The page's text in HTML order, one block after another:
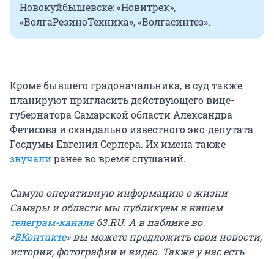
Новокуйбышевске: «Новитрек»,
«ВолгаРезиноТехника», «Волгасинтез».
Кроме бывшего градоначальника, в суд также
планируют пригласить действующего вице-
губернатора Самарской области Александра
Фетисова и скандально известного экс-депутата
Госдумы Евгения Серпера. Их имена также
звучалиранее во время слушаний.
Самую оперативную информацию о жизни
Самары и области мы публикуем в нашем
телеграм-канале63.RU. А в паблике во
«ВКонтакте» вы можете предложить свои новости,
истории, фотографии и видео. Также у нас есть